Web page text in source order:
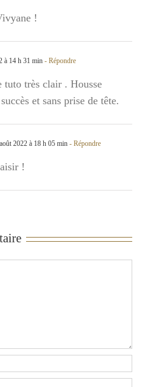
!
à 14 h 31 min - Répondre
très clair . Housse
et sans prise de tête.
2022 à 18 h 05 min - Répondre
!